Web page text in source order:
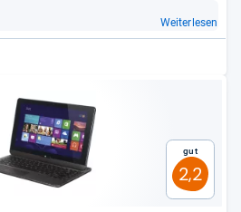
Weiterlesen
Gut
2,2